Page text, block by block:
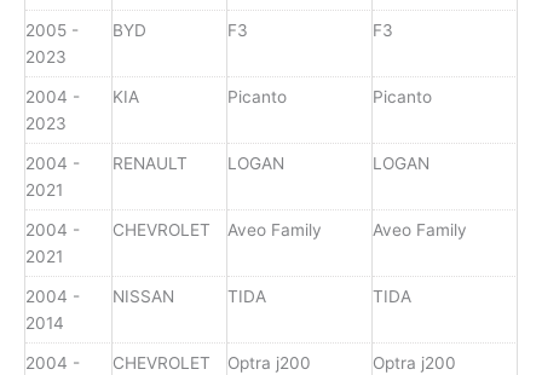
2005 -
2023
BYD F3 F3
2004 -
2023
KIA Picanto Picanto
2004 -
2021
RENAULT LOGAN LOGAN
2004 -
2021
CHEVROLET Aveo Family Aveo Family
2004 -
2014
NISSAN TIDA TIDA
2004 -
CHEVROLET Optra j200 Optra j200